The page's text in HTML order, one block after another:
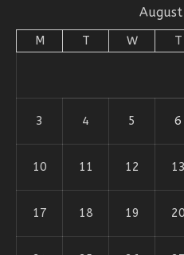
M T W T
3 4 5 6
10 11 12 13
17 18 19 20